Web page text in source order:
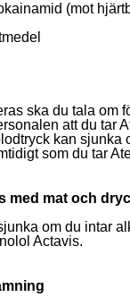
(mot
ska du tala om
att du tar
kan sjunka
som du tar
med mat och
om du intar
Actavis.